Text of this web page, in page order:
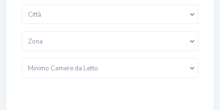
Città
Zona
Minimo Camere da Letto